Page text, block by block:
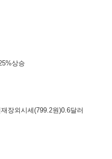
상승
장외시세(799.2원)0.6달러